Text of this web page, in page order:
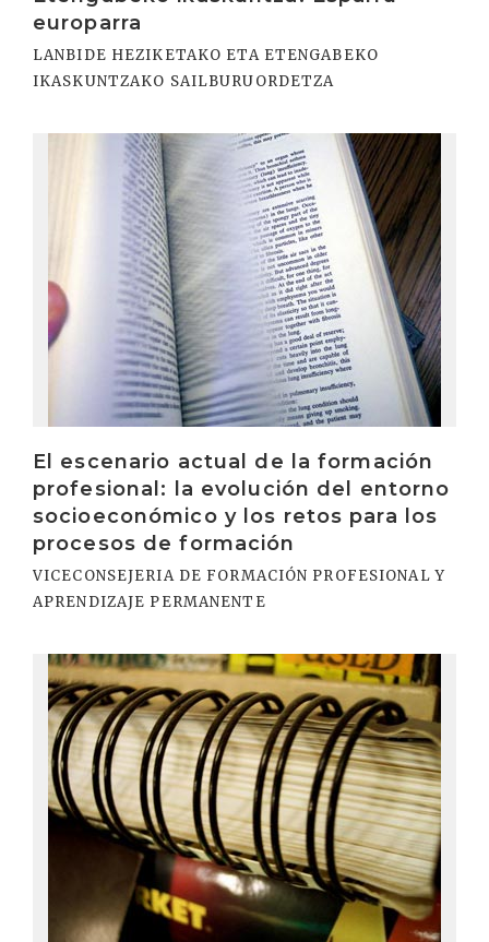
europarra
LANBIDE HEZIKETAKO ETA ETENGABEKO
IKASKUNTZAKO SAILBURUORDETZA
El escenario actual de la formación
profesional: la evolución del entorno
socioeconómico y los retos para los
procesos de formación
VICECONSEJERIA DE FORMACIÓN PROFESIONAL Y
APRENDIZAJE PERMANENTE
Irakurri